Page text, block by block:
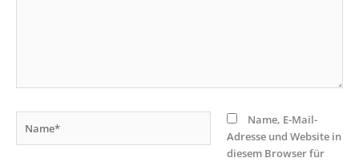
Name, E-Mail-
Adresse und Website in
diesem Browser für